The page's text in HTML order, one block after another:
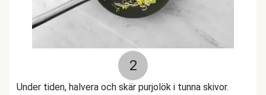
2
Under tiden, halvera och skär purjolök i tunna skivor.